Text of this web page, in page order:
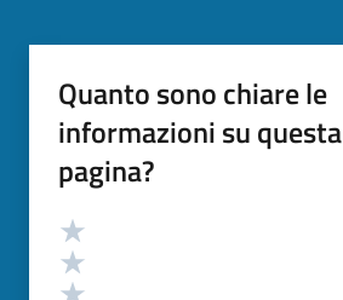
Quanto sono chiare le
informazioni su questa
pagina?
Valutazione